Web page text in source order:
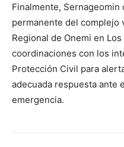
Finalmente,
permanente del complejo
Regional de Onemi en
coordinaciones con los
Protección Civil para
adecuada respuesta ante
emergencia.